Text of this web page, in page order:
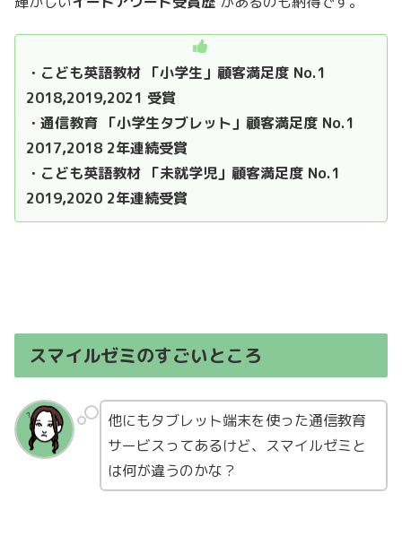
・こども英語教材 「小学生」顧客満足度 No.1
2018,2019,2021 受賞
・通信教育 「小学生タブレット」顧客満足度 No.1
2017,2018 2年連続受賞
・こども英語教材 「未就学児」顧客満足度 No.1
2019,2020 2年連続受賞
スマイルゼミのすごいところ
他にもタブレット端末を使った通信教育
サービスってあるけど、スマイルゼミと
は何が違うのかな？